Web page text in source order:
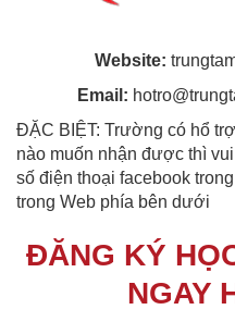
Website:
Email:
ĐẶC BIỆT: Trường có hổ
nào muốn nhận được thì
số điện thoại facebook
trong Web phía bên dưới
ĐĂNG KÝ
NGAY